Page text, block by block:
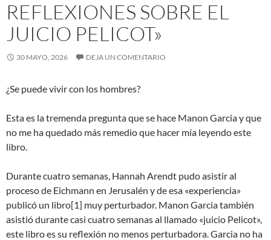
REFLEXIONES SOBRE EL
JUICIO PELICOT»
30 MAYO, 2026 DEJA UN COMENTARIO
¿Se puede vivir con los hombres?
Esta es la tremenda pregunta que se hace Manon Garcia y que
no me ha quedado más remedio que hacer mía leyendo este
libro.
Durante cuatro semanas, Hannah Arendt pudo asistir al
proceso de Eichmann en Jerusalén y de esa «experiencia»
publicó un libro[1] muy perturbador. Manon Garcia también
asistió durante casi cuatro semanas al llamado «juicio Pelicot»,
este libro es su reflexión no menos perturbadora. Garcia no ha